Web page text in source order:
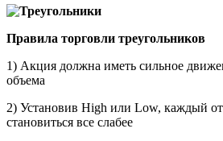
Правила торговли треугольников
1) Акция должна иметь сильное
объема
2) Установив High или Low, каждый
становиться все слабее